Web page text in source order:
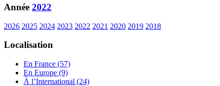
Année 2022
2026 2025 2024 2023 2022 2021 2020 2019 2018
Localisation
En France (57)
En Europe (9)
À l’International (24)